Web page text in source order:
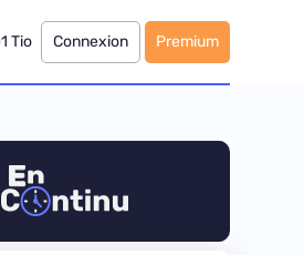
1 Tio Connexion Premium